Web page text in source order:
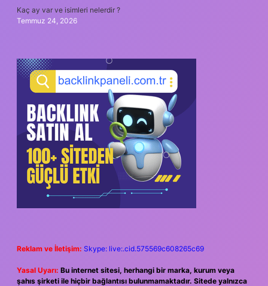
Kaç ay var ve isimleri nelerdir ?
Temmuz 24, 2026
Reklam ve İletişim: Skype: live:.cid.575569c608265c69
Yasal Uyarı: Bu internet sitesi, herhangi bir marka, kurum veya
şahıs şirketi ile hiçbir bağlantısı bulunmamaktadır. Sitede yalnızca